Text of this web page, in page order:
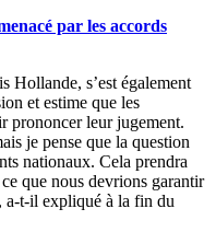
par les accords
Hollande, s’est également
et estime que les
prononcer leur jugement.
je pense que la question
nationaux. Cela prendra
que nous devrions garantir
a-t-il expliqué à la fin du